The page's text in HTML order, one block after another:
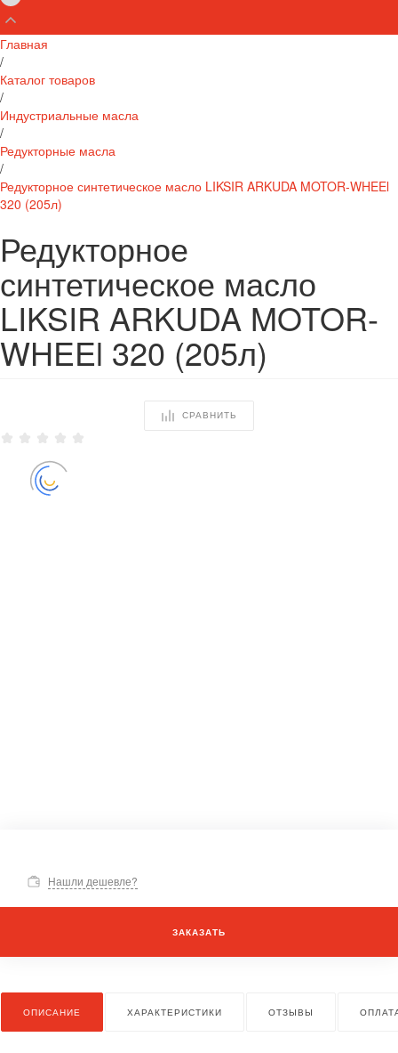
Главная
/
Каталог товаров
/
Индустриальные масла
/
Редукторные масла
/
Редукторное синтетическое масло LIKSIR ARKUDA MOTOR-WHEEl
320 (205л)
Редукторное
синтетическое масло
LIKSIR ARKUDA MOTOR-
WHEEl 320 (205л)
СРАВНИТЬ
Нашли дешевле?
ЗАКАЗАТЬ
ОПИСАНИЕ ХАРАКТЕРИСТИКИ ОТЗЫВЫ